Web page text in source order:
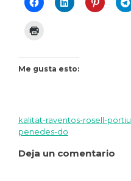
Me gusta esto:
de
kalitat-raventos-rosell-
penedes-do
Deja un comentario